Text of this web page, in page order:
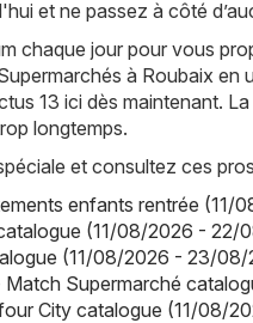
et ne passez à côté
chaque jour pour vous
à Roubaix en
13 ici dès maintenant.
longtemps.
et consultez ces
enfants rentrée
(11/08/2026 - 22/
(11/08/2026 - 23/08/
Match Supermarché
City catalogue (11/08/